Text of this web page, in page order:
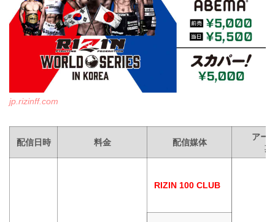
jp.rizinff.com
配信日時 料金 配信媒体
アー
期
RIZIN 100 CLUB